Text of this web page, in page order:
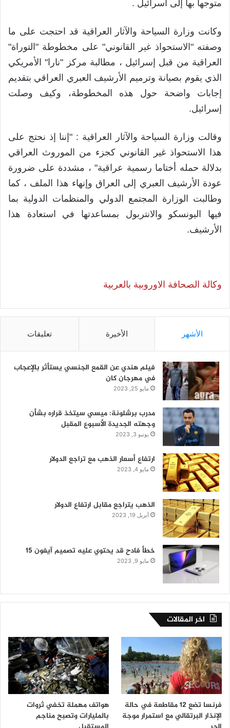
متوجها بها إلى اسرائيل .
وكانت وزارة السياحة والآثار العراقية قد احتجت على ما
وصفته "الاستحواذ غير القانوني" على مخطوطة "التوراة"
العراقية من قبل إسرائيل ، مطالبة مركز "نارا" الأمريكي
الذي يقوم بصيانة وترميم الأرشيف العبري العراقي بتقديم
إجابات واضحة حول هذه المخطوطة، وكيف وصلت
إسرائيل.
وقالت وزارة السياحة والآثار العراقية : "إننا إذ نحتج على
هذا الاستحواذ غير القانوني كجزء من الموروث العراقي
بدلالة حمله أختاما رسمية عراقية" ، مشددة على ضرورة
عودة الأرشيف العبري إلى العراق وإنهاء هذا الملف ، كما
وطالبت الوزارة المجتمع الدولي والمنظمات الدولية بما
فيها اليونسكو والانتربول بمساعدتها في استعادة هذا
الأرشيف.
وكالة الصحافة الاوروبية بالعربية
الأشهر الأخيرة تعليقات
فيلم هندي عن القمع الجنسي يستأثر بالإعجاب
في مهرجان كان
مايو 25, 2023
مدرب برشلونة: ميسي سيتخذ قراره بشأن
وجهته الجديدة الأسبوع المقبل
يونيو 3, 2023
ارتفاع أسعار الذهب مع تراجع الدولار
مايو 4, 2023
الذهب يتراجع مقابل ارتفاع الدولار
أبريل 19, 2023
خطأ فادح قد يحتوي عليه تصميم آيفون 15
مايو 9, 2023
اخر المقالات
فرنسا تضع 12 مقاطعة في حالة
الإنذار البرتقالي مع استمرار موجة
هواتف مهملة تخفي ثروات
بالمليارات وتصبح مناجم